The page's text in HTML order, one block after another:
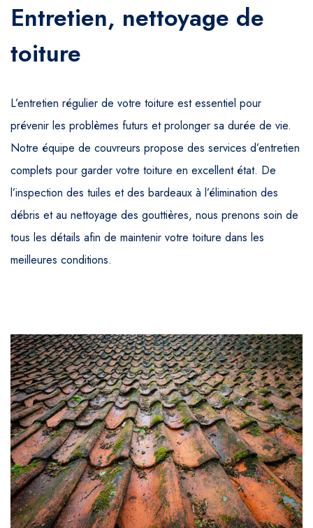
Entretien, nettoyage de
toiture
L’entretien régulier de votre toiture est essentiel pour
prévenir les problèmes futurs et prolonger sa durée de vie.
Notre équipe de couvreurs propose des services d’entretien
complets pour garder votre toiture en excellent état. De
l’inspection des tuiles et des bardeaux à l’élimination des
débris et au nettoyage des gouttières, nous prenons soin de
tous les détails afin de maintenir votre toiture dans les
meilleures conditions.